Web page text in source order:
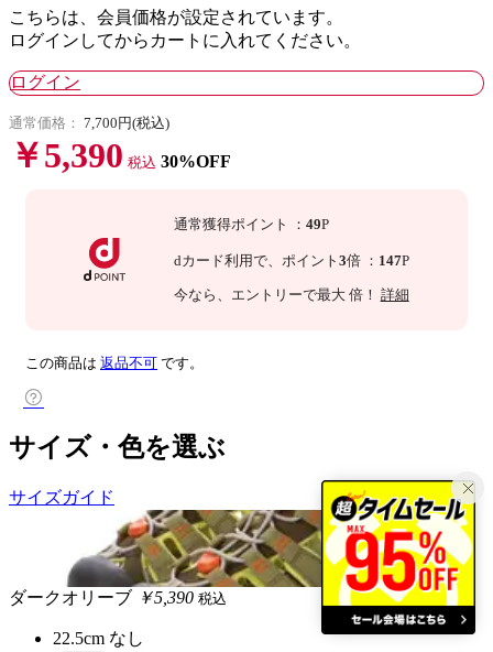
こちらは、会員価格が設定されています。
ログインしてからカートに入れてください。
ログイン
通常価格： 7,700円(税込)
￥5,390 税込 30%OFF
通常獲得ポイント ： 49P
dカード利用で、 ポイント 3倍 ： 147P
今なら 、エントリーで最大 倍！ 詳細
この商品は 返品不可 です。
サイズ・色を選ぶ
サイズガイド
ダークオリーブ ￥5,390 税込
22.5cm なし